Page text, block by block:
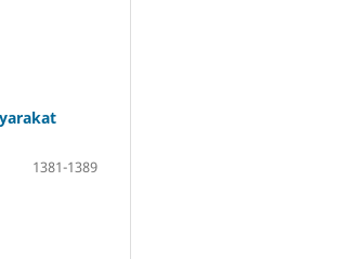
1381-1389